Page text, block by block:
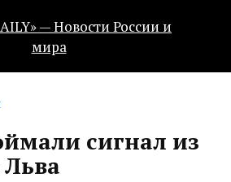
сигнал из
Льва